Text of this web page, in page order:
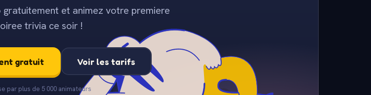
gratuitement et animez votre premiere
trivia ce soir !
gratuit Voir les tarifs
par plus de 5 000 animateurs